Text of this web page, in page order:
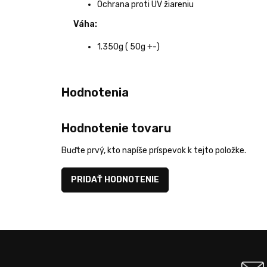
Ochrana proti UV žiareniu
Váha:
1.350g ( 50g +-)
Hodnotenie tovaru
Buďte prvý, kto napíše príspevok k tejto položke.
PRIDAŤ HODNOTENIE